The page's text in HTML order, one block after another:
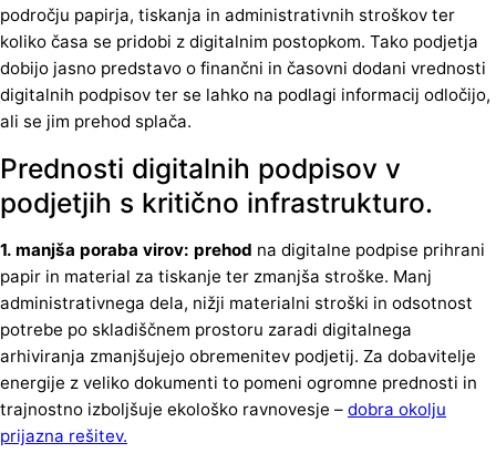
področju papirja, tiskanja in administrativnih stroškov ter
koliko časa se pridobi z digitalnim postopkom. Tako podjetja
dobijo jasno predstavo o finančni in časovni dodani vrednosti
digitalnih podpisov ter se lahko na podlagi informacij odločijo,
ali se jim prehod splača.
Prednosti digitalnih podpisov v
podjetjih s kritično infrastrukturo.
1. manjša poraba virov: prehod na digitalne podpise prihrani
papir in material za tiskanje ter zmanjša stroške. Manj
administrativnega dela, nižji materialni stroški in odsotnost
potrebe po skladiščnem prostoru zaradi digitalnega
arhiviranja zmanjšujejo obremenitev podjetij. Za dobavitelje
energije z veliko dokumenti to pomeni ogromne prednosti in
trajnostno izboljšuje ekološko ravnovesje – dobra okolju
prijazna rešitev.